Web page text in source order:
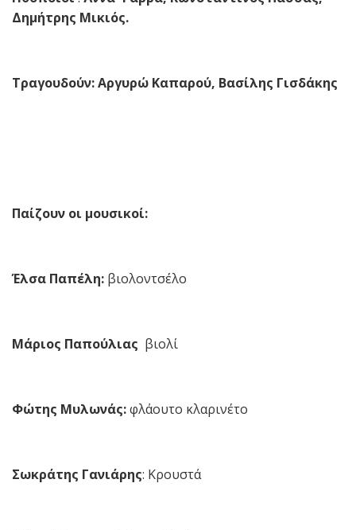
Δημήτρης Μικιός.
Τραγουδούν: Αργυρώ Καπαρού, Βασίλης Γισδάκης
Παίζουν οι μουσικοί:
Έλσα Παπέλη: βιολοντσέλο
Μάριος Παπούλιας βιολί
Φώτης Μυλωνάς:φλάουτο κλαρινέτο
Σωκράτης Γανιάρης: Κρουστά